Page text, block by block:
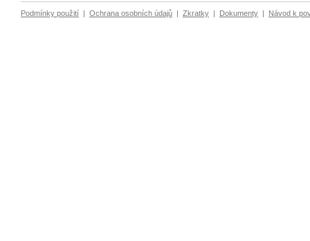
Podmínky použití | Ochrana osobních údajů | Zkratky | Dokumenty | Návod k